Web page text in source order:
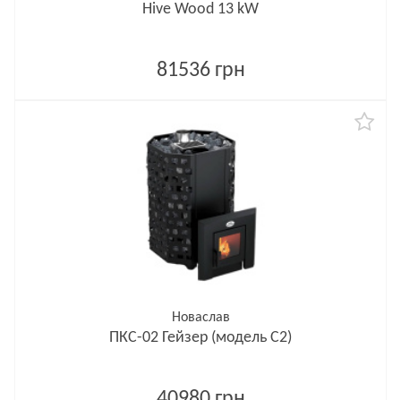
Hive Wood 13 kW
81536 грн
Новаслав
ПКС-02 Гейзер (модель С2)